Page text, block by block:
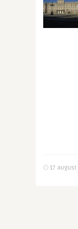
17 august